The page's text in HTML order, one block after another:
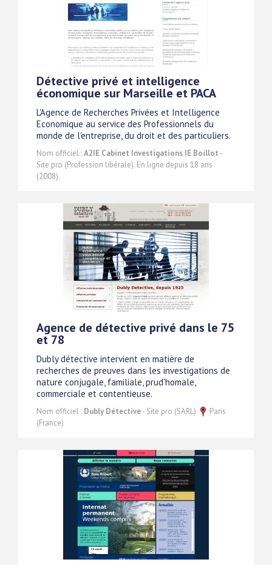
Détective privé et intelligence
économique sur Marseille et PACA
L'Agence de Recherches Privées et Intelligence
Economique au service des Professionnels du
monde de l'entreprise, du droit et des particuliers.
Nom officiel :A2IE Cabinet Investigations IE Boillot -
Site pro (Profession libérale). En ligne depuis 18 ans
(2008).
Agence de détective privé dans le 75
et 78
Dubly détective intervient en matière de
recherches de preuves dans les investigations de
nature conjugale, familiale, prud'homale,
commerciale et contentieuse.
Nom officiel : Dubly Détective- Site pro (SARL)
Paris
(France)